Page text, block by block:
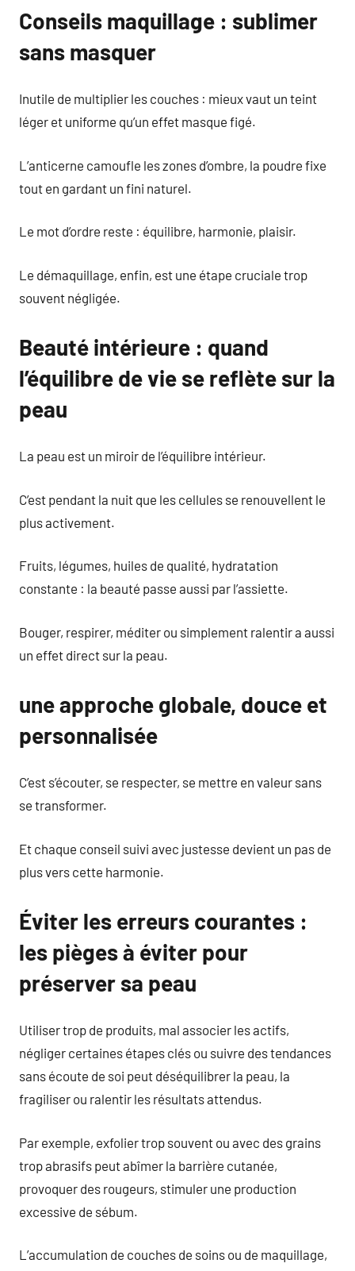
Conseils maquillage : sublimer
sans masquer
Inutile de multiplier les couches : mieux vaut un teint
léger et uniforme qu’un effet masque figé.
L’anticerne camoufle les zones d’ombre, la poudre fixe
tout en gardant un fini naturel.
Le mot d’ordre reste : équilibre, harmonie, plaisir.
Le démaquillage, enfin, est une étape cruciale trop
souvent négligée.
Beauté intérieure : quand
l’équilibre de vie se reflète sur la
peau
La peau est un miroir de l’équilibre intérieur.
C’est pendant la nuit que les cellules se renouvellent le
plus activement.
Fruits, légumes, huiles de qualité, hydratation
constante : la beauté passe aussi par l’assiette.
Bouger, respirer, méditer ou simplement ralentir a aussi
un effet direct sur la peau.
une approche globale, douce et
personnalisée
C’est s’écouter, se respecter, se mettre en valeur sans
se transformer.
Et chaque conseil suivi avec justesse devient un pas de
plus vers cette harmonie.
Éviter les erreurs courantes :
les pièges à éviter pour
préserver sa peau
Utiliser trop de produits, mal associer les actifs,
négliger certaines étapes clés ou suivre des tendances
sans écoute de soi peut déséquilibrer la peau, la
fragiliser ou ralentir les résultats attendus.
Par exemple, exfolier trop souvent ou avec des grains
trop abrasifs peut abîmer la barrière cutanée,
provoquer des rougeurs, stimuler une production
excessive de sébum.
L’accumulation de couches de soins ou de maquillage,